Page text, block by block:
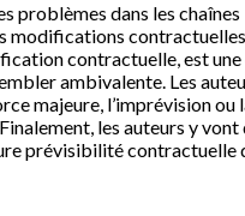
problèmes dans les chaînes
modifications
contractuelle, est
ambivalente. Les
majeure, l’imprévision ou
les auteurs y vont
prévisibilité contractuelle